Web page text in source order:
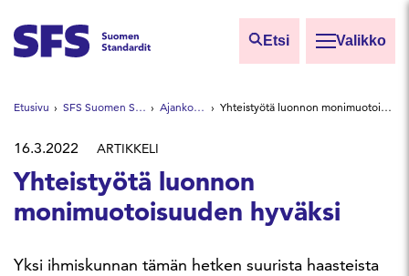
Etsi Valikko
Etsi sivuilta
Hae hakutermillä
Etusivu SFS Suomen Standardit Ajankohtaista Yhteistyötä luonnon monimuotoisuuden hyväksi
16.3.2022 ARTIKKELI
Yhteistyötä luonnon
monimuotoisuuden hyväksi
Yksi ihmiskunnan tämän hetken suurista haasteista